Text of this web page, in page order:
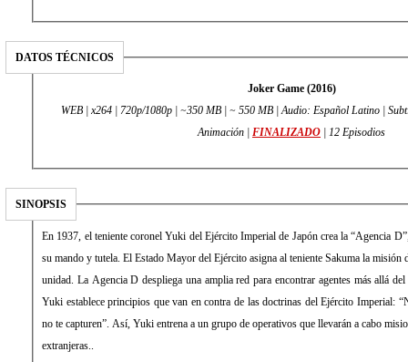
DATOS TÉCNICOS
Joker Game (2016)
WEB | x264 | 720p/1080p | ~350 MB | ~ 550 MB | Audio: Español Latino |
Animación | FINALIZADO | 12 Episodios
SINOPSIS
En 1937, el teniente coronel Yuki del Ejército Imperial de Japón crea la “Agencia
su mando y tutela. El Estado Mayor del Ejército asigna al teniente Sakuma la misión
unidad. La Agencia D despliega una amplia red para encontrar agentes más allá
Yuki establece principios que van en contra de las doctrinas del Ejército Imperial:
no te capturen”. Así, Yuki entrena a un grupo de operativos que llevarán a cabo
extranjeras..